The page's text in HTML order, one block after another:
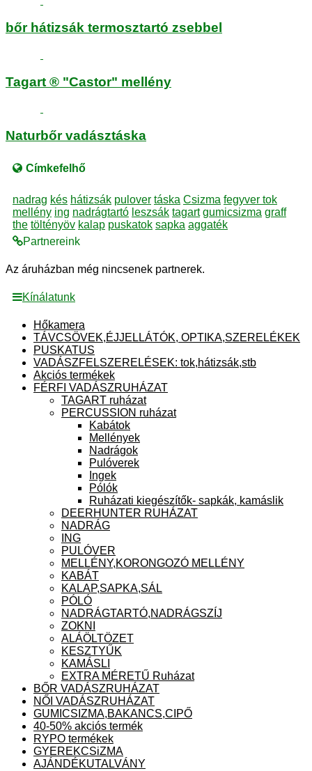
bőr hátizsák termosztartó zsebbel
Tagart ® "Castor" mellény
Naturbőr vadásztáska
Címkefelhő
nadrag kés hátizsák pulover táska Csizma fegyver tok
mellény ing nadrágtartó leszsák tagart gumicsizma graff
the töltényöv kalap puskatok sapka aggaték
Partnereink
Az áruházban még nincsenek partnerek.
Kínálatunk
Hőkamera
TÁVCSÖVEK,ÉJJELLÁTÓK, OPTIKA,SZERELÉKEK
PUSKATUS
VADÁSZFELSZERELÉSEK: tok,hátizsák,stb
Akciós termékek
FÉRFI VADÁSZRUHÁZAT
TAGART ruházat
PERCUSSION ruházat
Kabátok
Mellények
Nadrágok
Pulóverek
Ingek
Pólók
Ruházati kiegészítők- sapkák, kamáslik
DEERHUNTER RUHÁZAT
NADRÁG
ING
PULÓVER
MELLÉNY,KORONGOZÓ MELLÉNY
KABÁT
KALAP,SAPKA,SÁL
PÓLÓ
NADRÁGTARTÓ,NADRÁGSZÍJ
ZOKNI
ALÁÖLTÖZET
KESZTYŰK
KAMÁSLI
EXTRA MÉRETŰ Ruházat
BŐR VADÁSZRUHÁZAT
NŐI VADÁSZRUHÁZAT
GUMICSIZMA,BAKANCS,CIPŐ
40-50% akciós termék
RYPO termékek
GYEREKCSiZMA
AJÁNDÉKUTALVÁNY